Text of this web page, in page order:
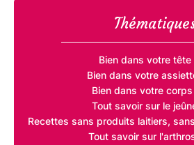
Bien dans votre tête
Bien dans votre
Bien dans votre
Tout savoir sur le
Recettes sans produits laitiers,
Tout savoir sur